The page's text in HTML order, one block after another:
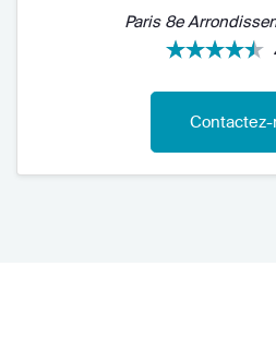
Paris 8e
Contactez-